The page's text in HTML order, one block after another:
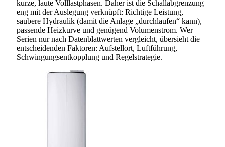
kurze, laute Volllastphasen. Daher ist die Schallabgrenzung
eng mit der Auslegung verknüpft: Richtige Leistung,
saubere Hydraulik (damit die Anlage „durchlaufen“ kann),
passende Heizkurve und genügend Volumenstrom. Wer
Serien nur nach Datenblattwerten vergleicht, übersieht die
entscheidenden Faktoren: Aufstellort, Luftführung,
Schwingungsentkopplung und Regelstrategie.